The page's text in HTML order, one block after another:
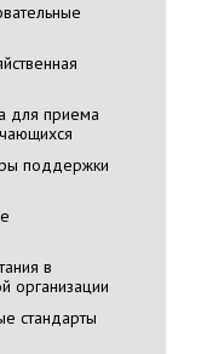
для приема
поддержки
в
организации
стандарты